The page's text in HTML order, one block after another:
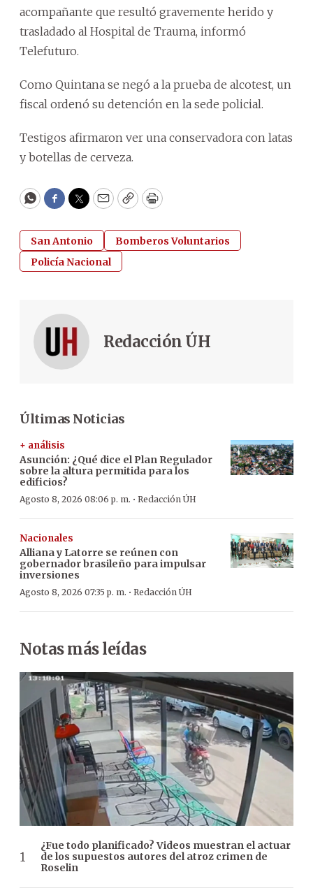
acompañante que resultó gravemente herido y
trasladado al Hospital de Trauma, informó
Telefuturo.
Como Quintana se negó a la prueba de alcotest, un
fiscal ordenó su detención en la sede policial.
Testigos afirmaron ver una conservadora con latas
y botellas de cerveza.
WhatsApp
Facebook
Twitter
EmailCopyPrint
San Antonio
Bomberos Voluntarios
Policía Nacional
Redacción ÚH
Últimas Noticias
+ análisis
Asunción: ¿Qué dice el Plan Regulador
sobre la altura permitida para los
edificios?
Agosto 8, 2026 08:06 p. m. · Redacción ÚH
Nacionales
Alliana y Latorre se reúnen con
gobernador brasileño para impulsar
inversiones
Agosto 8, 2026 07:35 p. m. · Redacción ÚH
Notas más leídas
¿Fue todo planificado? Videos muestran el actuar
de los supuestos autores del atroz crimen de
Roselin